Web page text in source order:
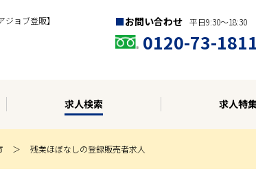
ョブ登販】 お問い合わせ 平日9:30〜18:30
0120-73-1811
求人検索 求人特
残業ほぼなしの登録販売者求人